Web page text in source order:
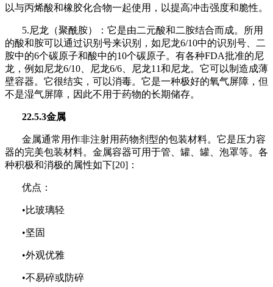
以与丙烯酸和橡胶化合物一起使用，以提高冲击强度和脆性。
5.尼龙（聚酰胺）：它是由二元酸和二胺结合而成。所用
的酸和胺可以通过识别号来识别，如尼龙6/10中的识别号、二
胺中的6个碳原子和酸中的10个碳原子。有各种FDA批准的尼
龙，例如尼龙6/10、尼龙6/6、尼龙11和尼龙。它可以制造成薄
壁容器。它很结实，可以消毒。它是一种极好的氧气屏障，但
不是湿气屏障，因此不用于药物的长期储存。
22.5.3金属
金属通常用作非注射用药物剂型的包装材料。它是压力容
器的完美包装材料。金属容器可用于管、罐、罐、泡罩等。各
种积极和消极的属性如下[20]：
优点：
•比玻璃轻
•坚固
•外观优雅
•不易碎或防碎